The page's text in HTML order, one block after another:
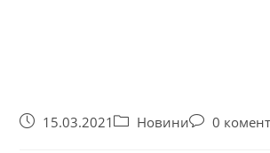
15.03.2021 Новини 0